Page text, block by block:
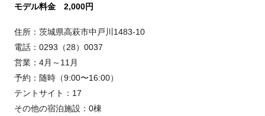
モデル料金 2,000円
住所：茨城県高萩市中戸川1483-10
電話：0293（28）0037
営業：4月～11月
予約：随時（9:00〜16:00）
テントサイト：17
その他の宿泊施設：0棟